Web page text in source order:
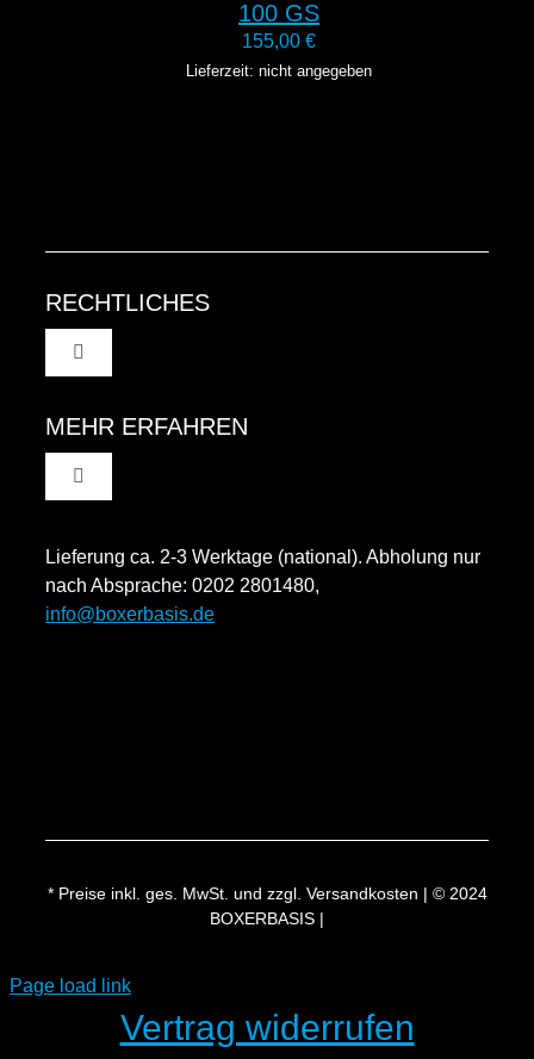
100 GS
155,00 €
Lieferzeit: nicht angegeben
RECHTLICHES
Toggle
Navigation
AGB
Impressum
MEHR ERFAHREN
Toggle
Navigation
Zahlungsweisen
Lieferung ca. 2-3 Werktage (national). Abholung nur
nach Absprache: 0202 2801480,
info@boxerbasis.de
* Preise inkl. ges. MwSt. und zzgl. Versandkosten | © 2024
BOXERBASIS |
Page load link
Vertrag widerrufen